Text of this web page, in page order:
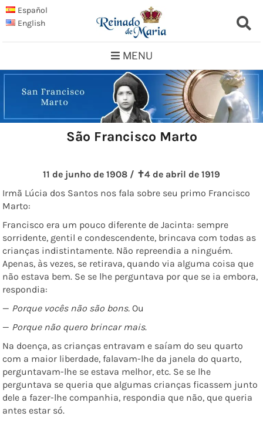
Skip
to
content
Español
English
MENU
São Francisco Marto
11 de junho de 1908 / ✝4 de abril de 1919
Irmã Lúcia dos Santos nos fala sobre seu primo Francisco
Marto:
Francisco era um pouco diferente de Jacinta: sempre
sorridente, gentil e condescendente, brincava com todas as
crianças indistintamente. Não repreendia a ninguém.
Apenas, às vezes, se retirava, quando via alguma coisa que
não estava bem. Se se lhe perguntava por que se ia embora,
respondia:
— Porque vocês não são bons. Ou
— Porque não quero brincar mais.
Na doença, as crianças entravam e saíam do seu quarto
com a maior liberdade, falavam-lhe da janela do quarto,
perguntavam-lhe se estava melhor, etc. Se se lhe
perguntava se queria que algumas crianças ficassem junto
dele a fazer-lhe companhia, respondia que não, que queria
antes estar só.